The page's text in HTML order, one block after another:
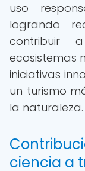
uso
logrando
contribuir
ecosistemas
iniciativas
un turismo
la naturaleza.
ciencia a